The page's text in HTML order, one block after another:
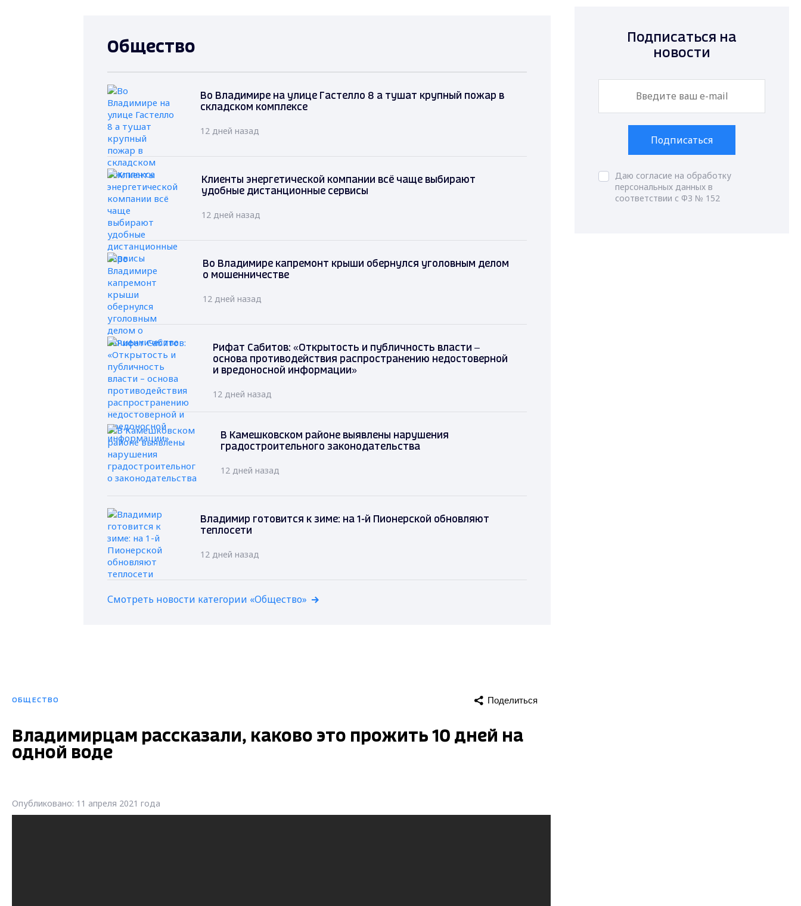
Общество
Во Владимире на улице Гастелло 8 а тушат крупный пожар в
складском комплексе
12 дней назад
Клиенты энергетической компании всё чаще выбирают
удобные дистанционные сервисы
12 дней назад
Во Владимире капремонт крыши обернулся уголовным делом
о мошенничестве
12 дней назад
Рифат Сабитов: «Открытость и публичность власти –
основа противодействия распространению недостоверной
и вредоносной информации»
12 дней назад
В Камешковском районе выявлены нарушения
градостроительного законодательства
12 дней назад
Владимир готовится к зиме: на 1-й Пионерской обновляют
теплосети
12 дней назад
Смотреть новости категории «Общество»
ОБЩЕСТВО Поделиться
Владимирцам рассказали, каково это прожить 10 дней на
одной воде
Опубликовано: 11 апреля 2021 года
Подписаться на
новости
Подписаться
Даю согласие на обработку
персональных данных в
соответствии с ФЗ № 152